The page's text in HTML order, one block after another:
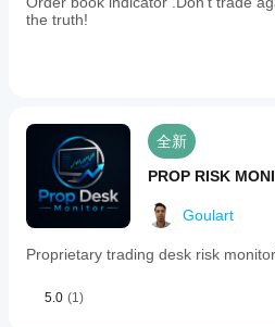
the truth!
全新
PROP RISK
Goulart
Proprietary trading desk risk
5.0 (1)